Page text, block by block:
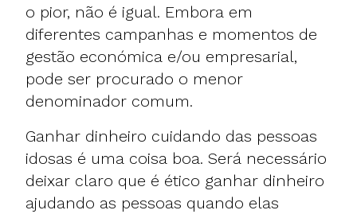
o pior, não é igual. Embora em
diferentes campanhas e momentos de
gestão económica e/ou empresarial,
pode ser procurado o menor
denominador comum.
Ganhar dinheiro cuidando das pessoas
idosas é uma coisa boa. Será necessário
deixar claro que é ético ganhar dinheiro
ajudando as pessoas quando elas